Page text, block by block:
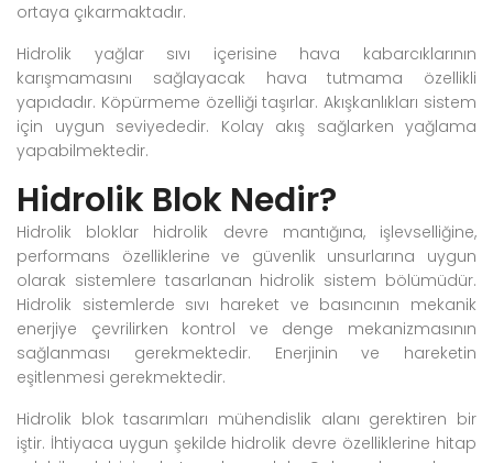
ortaya çıkarmaktadır.
Hidrolik yağlar sıvı içerisine hava kabarcıklarının
karışmamasını sağlayacak hava tutmama özellikli
yapıdadır. Köpürmeme özelliği taşırlar. Akışkanlıkları sistem
için uygun seviyededir. Kolay akış sağlarken yağlama
yapabilmektedir.
Hidrolik Blok Nedir?
Hidrolik bloklar hidrolik devre mantığına, işlevselliğine,
performans özelliklerine ve güvenlik unsurlarına uygun
olarak sistemlere tasarlanan hidrolik sistem bölümüdür.
Hidrolik sistemlerde sıvı hareket ve basıncının mekanik
enerjiye çevrilirken kontrol ve denge mekanizmasının
sağlanması gerekmektedir. Enerjinin ve hareketin
eşitlenmesi gerekmektedir.
Hidrolik blok tasarımları mühendislik alanı gerektiren bir
iştir. İhtiyaca uygun şekilde hidrolik devre özelliklerine hitap